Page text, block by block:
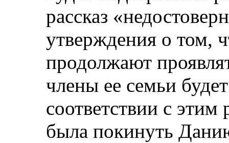
рассказ
утверждения о том,
продолжают
члены ее семьи
соответствии с
была покинуть